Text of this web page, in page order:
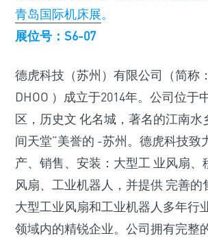
青岛国际机床展。
展位号：S6-07
德虎科技（苏州）有限公司（简称
DHOO ）成立于2014年。公司位于
区，历史文 化名城，著名的江南水
间天堂”美誉的 -苏州。德虎科技致
产、销售、安装：大型工 业风扇、
风扇、工业机器人，并提供 完善的
大型工业风扇和工业机器人多年行
领域内的精锐企业。公司拥有完整